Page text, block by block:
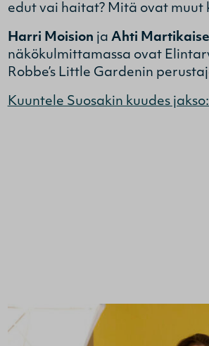
edut vai haitat? Mitä ovat
Harri Moision ja Ahti
näkökulmittamassa ovat
Robbe’s Little Gardenin
Kuuntele Suosakin kuudes